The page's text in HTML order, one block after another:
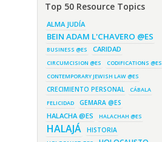
julio 7, 2016 - 2:00 am
Nuevo libro de Shalom Bait –
Un pequeño libro para un
gran matrimonio
julio 3, 2016 - 12:46 pm
Shiur sobre la dínamica del
majloket ‘disputa’ para
parashat Kóraj
junio 23, 2016 - 7:26 pm
Resumen de noticias y
enlaces de interés
junio 22, 2016 - 9:13 pm
El «buen anfitrión» de Shabat
junio 16, 2016 - 1:50 pm
NUEVO VIDEO: «A quien le
dé, voy a querer»
Top 50 Resource Topics
ALMA JUDÍA
BEIN ADAM L'CHAVERO @ES
BUSINESS @ES CARIDAD
CIRCUMCISION @ES
CODIFICATIONS @ES
CONTEMPORARY JEWISH LAW @ES
CRECIMIENTO PERSONAL
CÁBALA
FELICIDAD
GEMARA @ES
HALACHA @ES HALACHAH @ES
HALAJÁ HISTORIA